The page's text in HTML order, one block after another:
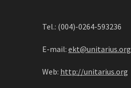
Tel.: (004)-0264-593236
E-mail: ekt@unitarius.org
Web: http://unitarius.org